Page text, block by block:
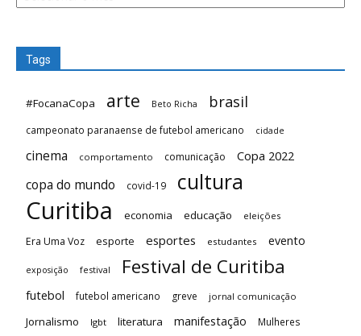
Tags
#FocanaCopa arte Beto Richa brasil
campeonato paranaense de futebol americano cidade
cinema comportamento comunicação Copa 2022
copa do mundo covid-19 cultura
Curitiba economia educação eleições
Era Uma Voz esporte esportes estudantes evento
exposição festival Festival de Curitiba
futebol futebol americano greve jornal comunicação
Jornalismo lgbt literatura manifestação Mulheres